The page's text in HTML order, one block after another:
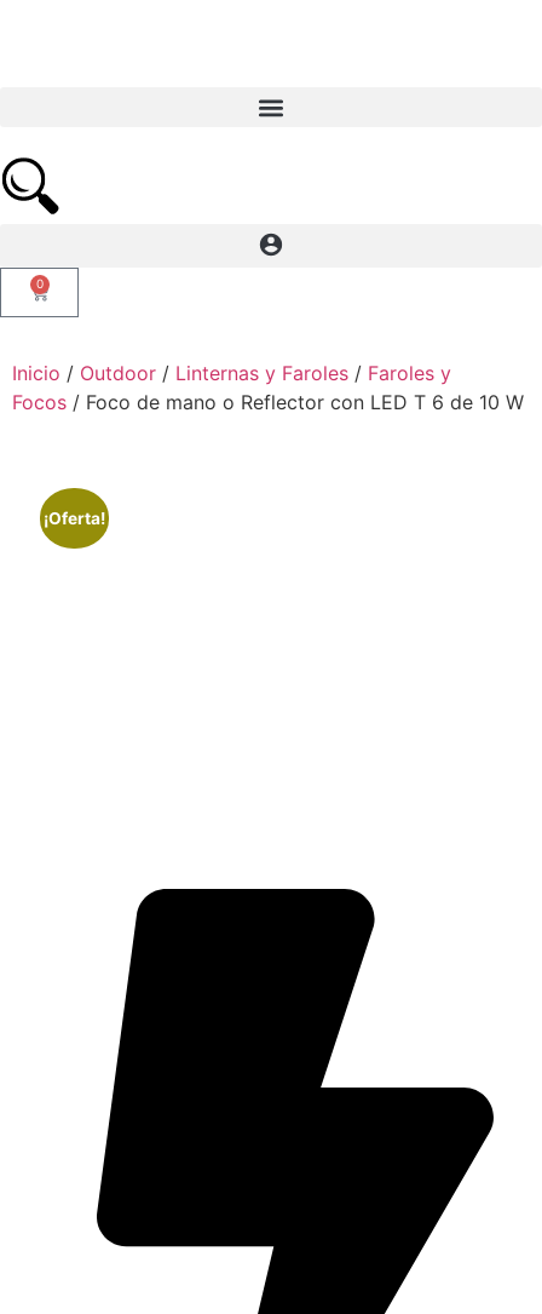
0
Inicio / Outdoor / Linternas y Faroles / Faroles y
Focos / Foco de mano o Reflector con LED T 6 de 10 W
¡Oferta!